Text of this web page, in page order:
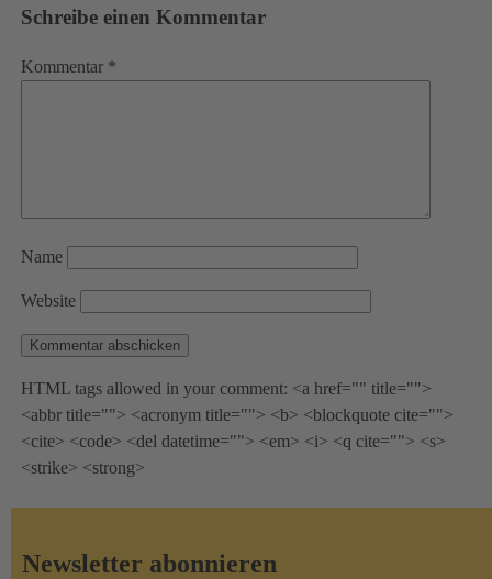
Schreibe einen Kommentar
Kommentar *
Name
Website
HTML tags allowed in your comment: <a href="" title="">
<abbr title=""> <acronym title=""> <b> <blockquote cite="">
<cite> <code> <del datetime=""> <em> <i> <q cite=""> <s>
<strike> <strong>
Newsletter abonnieren